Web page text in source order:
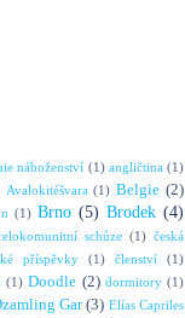
náboženství (1) angličtina (1)
Avalokitéšvara (1) Belgie (2)
(1) Brno (5) Brodek (4)
schůze (1) česká
příspěvky (1) členství
(1)
(1) Doodle (2) dormitory (1)
Gar (3) Elías Capriles